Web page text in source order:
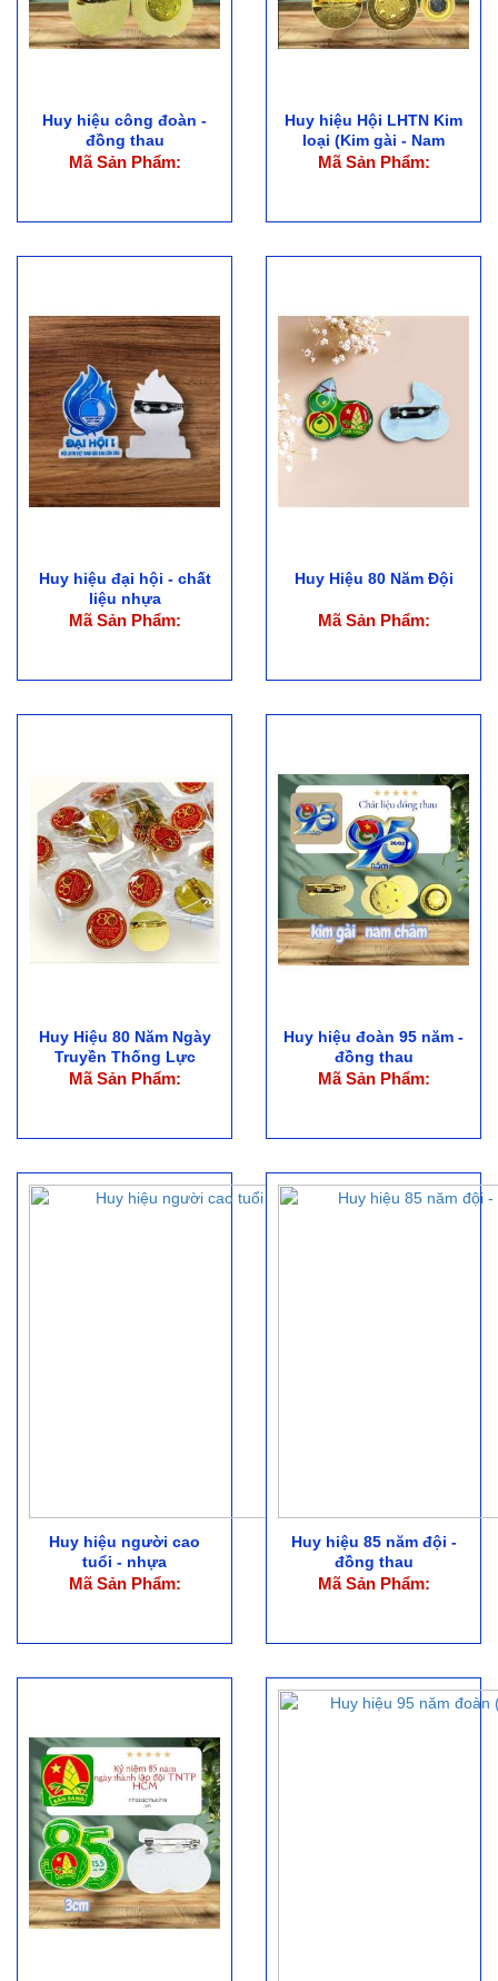
Huy hiệu công đoàn -
đồng thau
Mã Sản Phẩm:
Huy hiệu Hội LHTN Kim
loại (Kim gài - Nam
châm)
Mã Sản Phẩm:
Huy hiệu đại hội - chất
liệu nhựa
Mã Sản Phẩm:
Huy Hiệu 80 Năm Đội
Mã Sản Phẩm:
Huy Hiệu 80 Năm Ngày
Truyền Thống Lực
Lượng...
Mã Sản Phẩm:
Huy hiệu đoàn 95 năm -
đồng thau
Mã Sản Phẩm:
Huy hiệu người cao
tuổi - nhựa
Mã Sản Phẩm:
Huy hiệu 85 năm đội -
đồng thau
Mã Sản Phẩm: